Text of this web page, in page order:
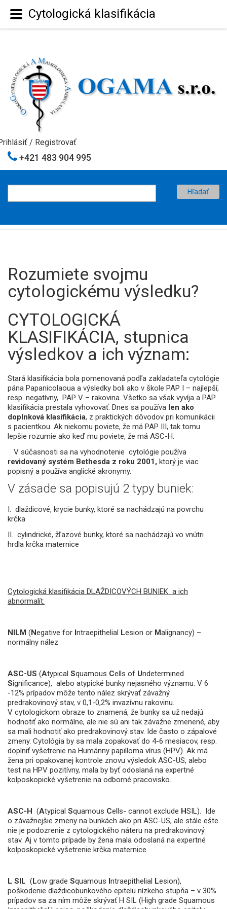
/ Registrovať
+421 483 904 995
Rozumiete svojmu
cytologickému výsledku?
CYTOLOGICKÁ
KLASIFIKÁCIA, stupnica
výsledkov a ich význam:
Stará klasifikácia bola pomenovaná podľa zakladateľa cytológie
pána Papanicolaoua a výsledky boli ako v škole PAP I – najlepší,
resp. negatívny, PAP V – rakovina. Všetko sa však vyvíja a PAP
klasifikácia prestala vyhovovať. Dnes sa používa len ako
doplnková klasifikácia, z praktických dôvodov pri komunikácii
s pacientkou. Ak niekomu poviete, že má PAP III, tak tomu
lepšie rozumie ako keď mu poviete, že má ASC-H.
V súčasnosti sa na vyhodnotenie cytológie používa
revidovaný systém Bethesda z roku 2001, ktorý je viac
popisný a používa anglické akronymy.
V zásade sa popisujú 2 typy buniek:
I. dlaždicové, krycie bunky, ktoré sa nachádzajú na povrchu
krčka
II. cylindrické, žľazové bunky, ktoré sa nachádzajú vo vnútri
hrdla krčka maternice
Cytologická klasifikácia DLAŽDICOVÝCH BUNIEK a ich
abnormalít:
NILM (Negative for Intraepithelial Lesion or Malignancy) –
normálny nález
ASC-US (Atypical Squamous Cells of Undetermined
Significance), alebo atypické bunky nejasného významu. V 6
-12% prípadov môže tento nález skrývať závažný
predrakovinový stav, v 0,1-0,2% invazívnu rakovinu.
V cytologickom obraze to znamená, že bunky sa už nedajú
hodnotiť ako normálne, ale nie sú ani tak závažne zmenené, aby
sa mali hodnotiť ako predrakovinový stav. Ide často o zápalové
zmeny. Cytológia by sa mala zopakovať do 4-6 mesiacov, resp.
doplniť vyšetrenie na Humánny papilloma vírus (HPV). Ak má
žena pri opakovanej kontrole znovu výsledok ASC-US, alebo
test na HPV pozitívny, mala by byť odoslaná na expertné
kolposkopické vyšetrenie na odborné pracovisko.
ASC-H (Atypical Squamous Cells- cannot exclude HSIL). Ide
o závažnejšie zmeny na bunkách ako pri ASC-US, ale stále ešte
nie je podozrenie z cytologického náteru na predrakovinový
stav. Aj v tomto prípade by žena mala odoslaná na expertné
kolposkopické vyšetrenie krčka maternice.
L SIL (Low grade Squamous Intraepithelial Lesion),
poškodenie dlaždicobunkového epitelu nízkeho stupňa – v 30%
prípadov sa za ním môže skrývať H SIL (High grade Squamous
Cytologická klasifikácia